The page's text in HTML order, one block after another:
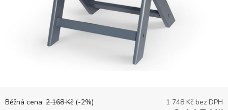
Běžná cena: 2 168 Kč (-2%) 1 748 Kč bez DPH